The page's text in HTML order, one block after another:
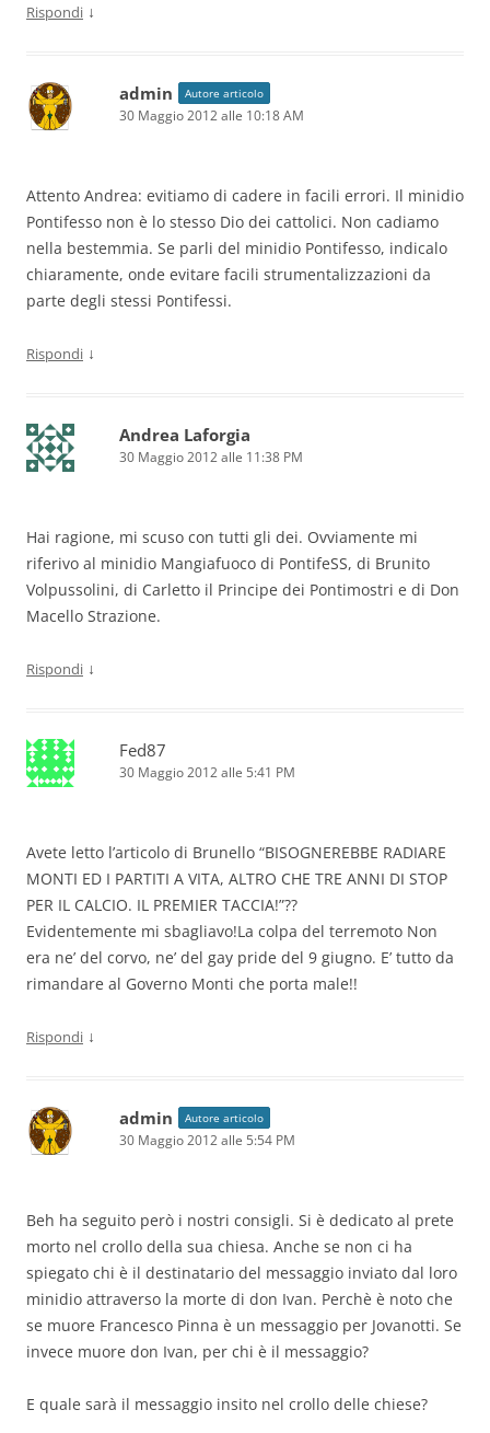
Rispondi ↓
admin Autore articolo
30 Maggio 2012 alle 10:18 AM
Attento Andrea: evitiamo di cadere in facili errori. Il minidio
Pontifesso non è lo stesso Dio dei cattolici. Non cadiamo
nella bestemmia. Se parli del minidio Pontifesso, indicalo
chiaramente, onde evitare facili strumentalizzazioni da
parte degli stessi Pontifessi.
Rispondi ↓
Andrea Laforgia
30 Maggio 2012 alle 11:38 PM
Hai ragione, mi scuso con tutti gli dei. Ovviamente mi
riferivo al minidio Mangiafuoco di PontifeSS, di Brunito
Volpussolini, di Carletto il Principe dei Pontimostri e di Don
Macello Strazione.
Rispondi ↓
Fed87
30 Maggio 2012 alle 5:41 PM
Avete letto l’articolo di Brunello “BISOGNEREBBE RADIARE
MONTI ED I PARTITI A VITA, ALTRO CHE TRE ANNI DI STOP
PER IL CALCIO. IL PREMIER TACCIA!”??
Evidentemente mi sbagliavo!La colpa del terremoto Non
era ne’ del corvo, ne’ del gay pride del 9 giugno. E’ tutto da
rimandare al Governo Monti che porta male!!
Rispondi ↓
admin Autore articolo
30 Maggio 2012 alle 5:54 PM
Beh ha seguito però i nostri consigli. Si è dedicato al prete
morto nel crollo della sua chiesa. Anche se non ci ha
spiegato chi è il destinatario del messaggio inviato dal loro
minidio attraverso la morte di don Ivan. Perchè è noto che
se muore Francesco Pinna è un messaggio per Jovanotti. Se
invece muore don Ivan, per chi è il messaggio?
E quale sarà il messaggio insito nel crollo delle chiese?